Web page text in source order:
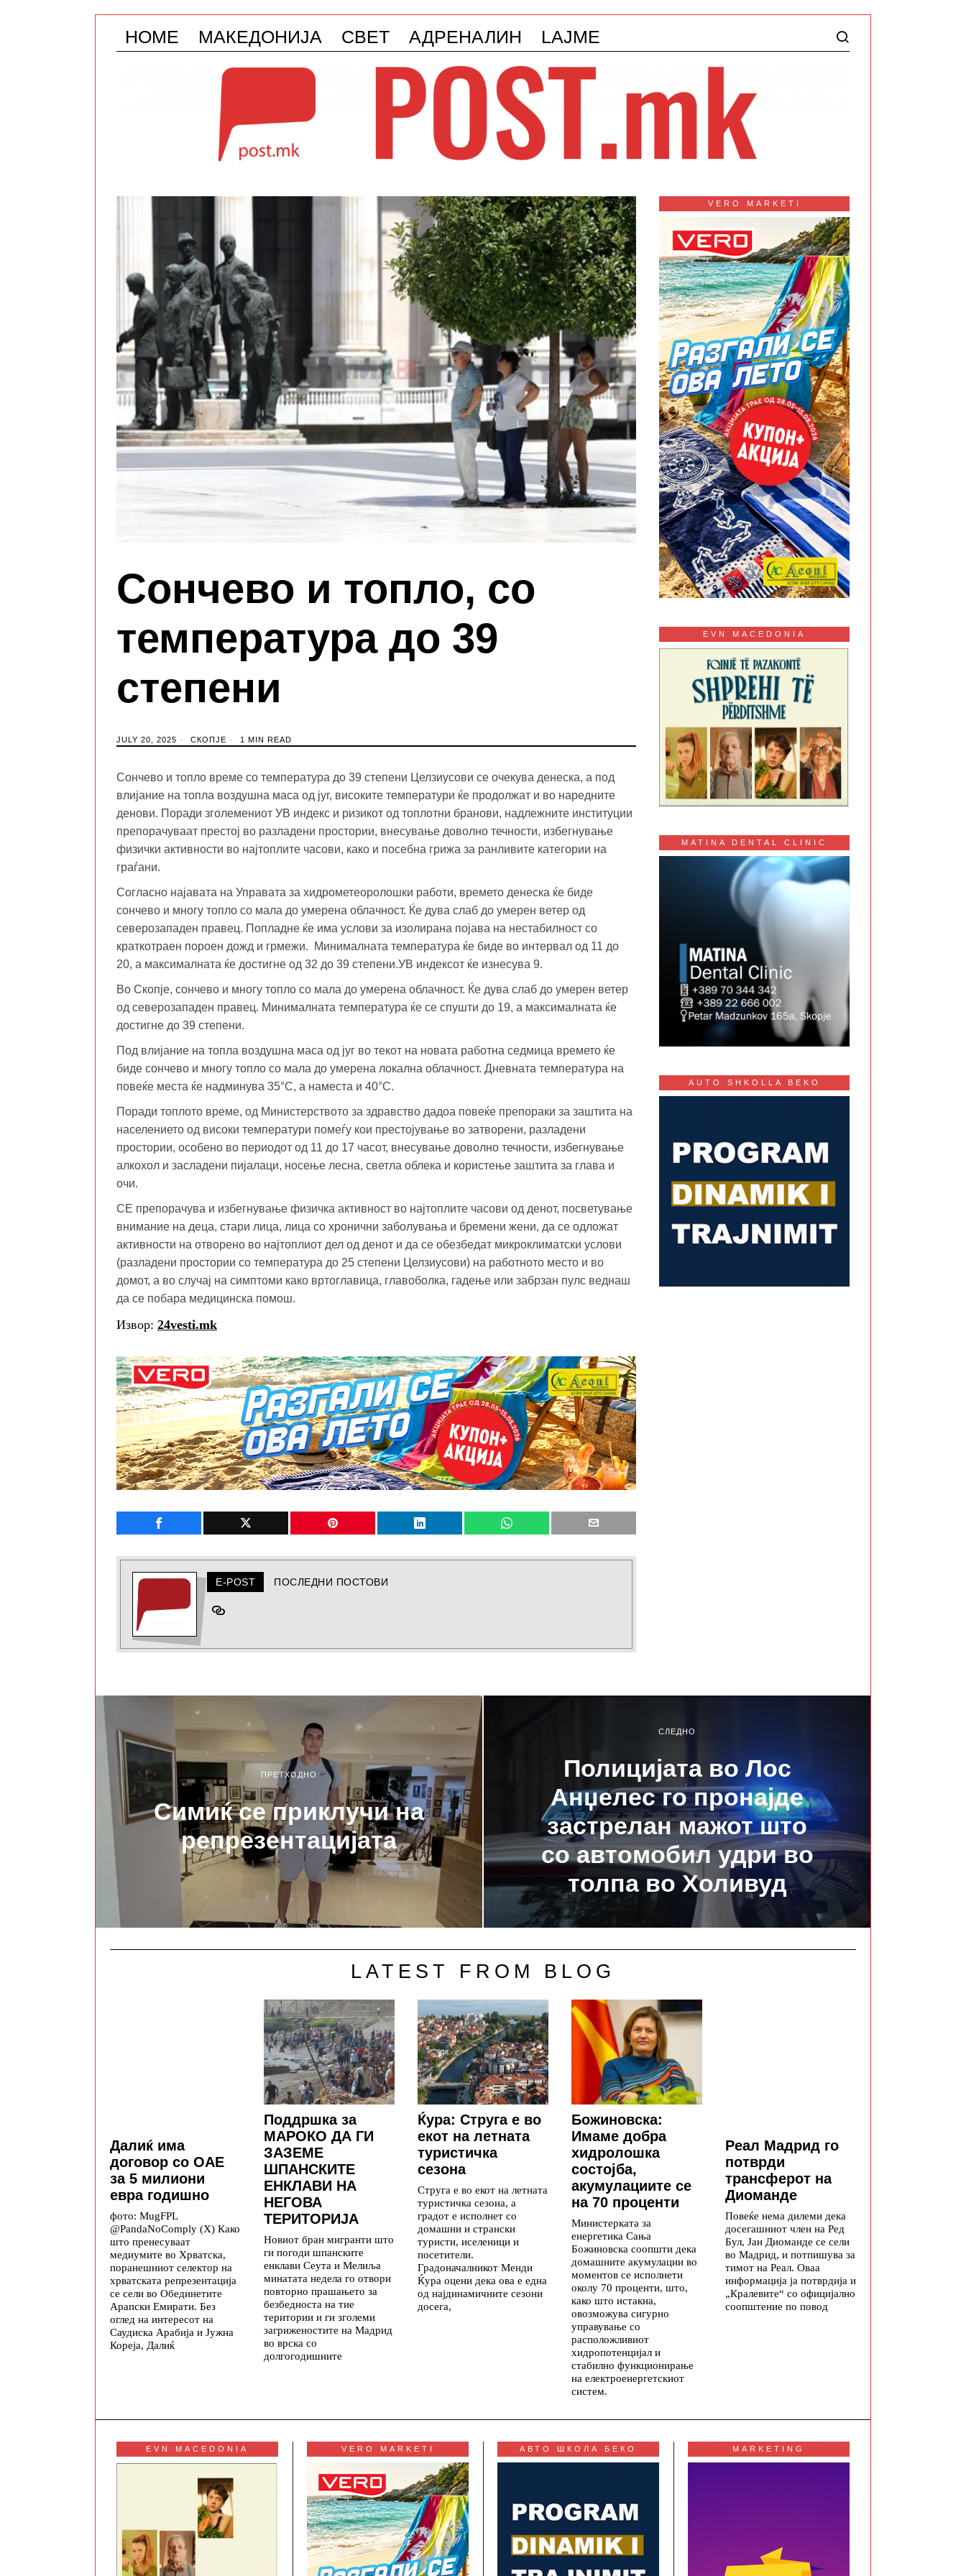
HOME МАКЕДОНИЈА СВЕТ АДРЕНАЛИН LAJME
Сончево и топло, со
температура до 39
степени
JULY 20, 2025 СКОПЈЕ 1 MIN READ
Сончево и топло време со температура до 39 степени Целзиусови се очекува денеска, а под
влијание на топла воздушна маса од југ, високите температури ќе продолжат и во наредните
денови. Поради зголемениот УВ индекс и ризикот од топлотни бранови, надлежните институции
препорачуваат престој во разладени простории, внесување доволно течности, избегнување
физички активности во најтоплите часови, како и посебна грижа за ранливите категории на
граѓани.
Согласно најавата на Управата за хидрометеоролошки работи, времето денеска ќе биде
сончево и многу топло со мала до умерена облачност. Ќе дува слаб до умерен ветер од
северозападен правец. Попладне ќе има услови за изолирана појава на нестабилност со
краткотраен пороен дожд и грмежи. Минималната температура ќе биде во интервал од 11 до
20, а максималната ќе достигне од 32 до 39 степени.УВ индексот ќе изнесува 9.
Во Скопје, сончево и многу топло со мала до умерена облачност. Ќе дува слаб до умерен ветер
од северозападен правец. Минималната температура ќе се спушти до 19, а максималната ќе
достигне до 39 степени.
Под влијание на топла воздушна маса од југ во текот на новата работна седмица времето ќе
биде сончево и многу топло со мала до умерена локална облачност. Дневната температура на
повеќе места ќе надминува 35°C, а наместа и 40°C.
Поради топлото време, од Министерството за здравство дадоа повеќе препораки за заштита на
населението од високи температури помеѓу кои престојување во затворени, разладени
простории, особено во периодот од 11 до 17 часот, внесување доволно течности, избегнување
алкохол и засладени пијалаци, носење лесна, светла облека и користење заштита за глава и
очи.
СЕ препорачува и избегнување физичка активност во најтоплите часови од денот, посветување
внимание на деца, стари лица, лица со хронични заболувања и бремени жени, да се одложат
активности на отворено во најтоплиот дел од денот и да се обезбедат микроклиматски услови
(разладени простории со температура до 25 степени Целзиусови) на работното место и во
домот, а во случај на симптоми како вртоглавица, главоболка, гадење или забрзан пулс веднаш
да се побара медицинска помош.
Извор: 24vesti.mk
E-POST ПОСЛЕДНИ ПОСТОВИ
VERO MARKETI
EVN MACEDONIA
MATINA DENTAL CLINIC
AUTO SHKOLLA BEKO
ПРЕТХОДНО
Симиќ се приклучи на
репрезентацијата
СЛЕДНО
Полицијата во Лос
Анџелес го пронајде
застрелан мажот што
со автомобил удри во
толпа во Холивуд
LATEST FROM BLOG
Далиќ има
договор со ОАЕ
за 5 милиони
евра годишно
фото: MugFPL
@PandaNoComply (X) Како
што пренесуваат
медиумите во Хрватска,
поранешниот селектор на
хрватската репрезентација
се сели во Обединетите
Арапски Емирати. Без
оглед на интересот на
Саудиска Арабија и Јужна
Кореја, Далиќ
Поддршка за
МАРОКО ДА ГИ
ЗАЗЕМЕ
ШПАНСКИТЕ
ЕНКЛАВИ НА
НЕГОВА
ТЕРИТОРИЈА
Новиот бран мигранти што
ги погоди шпанските
енклави Сеута и Мелиља
минатата недела го отвори
повторно прашањето за
безбедноста на тие
територии и ги зголеми
загриженостите на Мадрид
во врска со
долгогодишните
Ќура: Струга е во
екот на летната
туристичка
сезона
Струга е во екот на летната
туристичка сезона, а
градот е исполнет со
домашни и странски
туристи, иселеници и
посетители.
Градоначалникот Менди
Ќура оцени дека ова е една
од најдинамичните сезони
досега,
Божиновска:
Имаме добра
хидролошка
состојба,
акумулациите се
на 70 проценти
Министерката за
енергетика Сања
Божиновска соопшти дека
домашните акумулации во
моментов се исполнети
околу 70 проценти, што,
како што истакна,
овозможува сигурно
управување со
расположливиот
хидропотенцијал и
стабилно функционирање
на електроенергетскиот
систем.
Реал Мадрид го
потврди
трансферот на
Диоманде
Повеќе нема дилеми дека
досегашниот член на Ред
Бул, Јан Диоманде се сели
во Мадрид, и потпишува за
тимот на Реал. Оваа
информација ја потврдија и
„Кралевите“ со официјално
соопштение по повод
EVN MACEDONIA VERO MARKETI АВТО ШКОЛА БЕКО MARKETING